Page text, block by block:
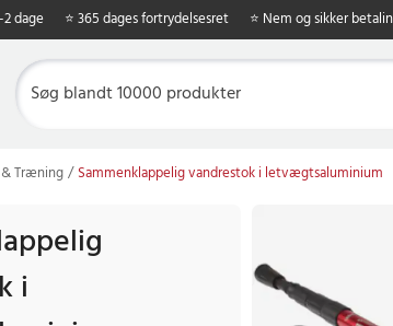
2 dage ⭐ 365 dages fortrydelsesret ⭐ Nem og sikker
Træning Sammenklappelig vandrestok i letvægtsaluminium
i